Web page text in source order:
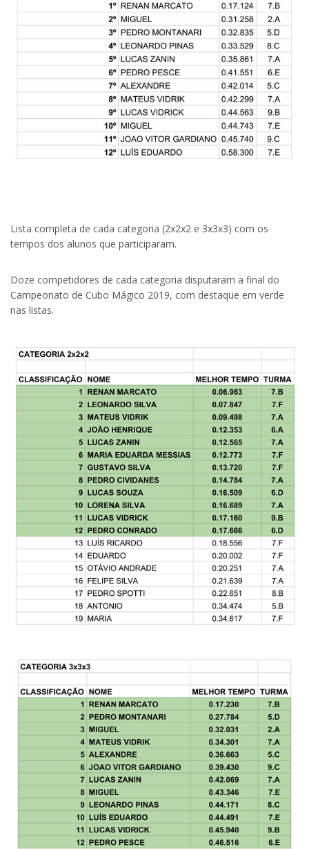
Lista completa de cada categoria (2x2x2 e 3x3x3) com os
tempos dos alunos que participaram.
Doze competidores de cada categoria disputaram a final do
Campeonato de Cubo Mágico 2019, com destaque em verde
nas listas.